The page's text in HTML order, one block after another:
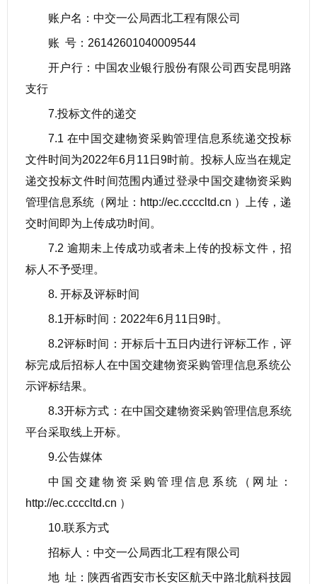
账户名：中交一公局西北工程有限公司
账 号：26142601040009544
开户行：中国农业银行股份有限公司西安昆明路
支行
7.投标文件的递交
7.1 在中国交建物资采购管理信息系统递交投标
文件时间为2022年6月11日9时前。投标人应当在规定
递交投标文件时间范围内通过登录中国交建物资采购
管理信息系统（网址：http://ec.ccccltd.cn ）上传，递
交时间即为上传成功时间。
7.2 逾期未上传成功或者未上传的投标文件，招
标人不予受理。
8. 开标及评标时间
8.1开标时间：2022年6月11日9时。
8.2评标时间：开标后十五日内进行评标工作，评
标完成后招标人在中国交建物资采购管理信息系统公
示评标结果。
8.3开标方式：在中国交建物资采购管理信息系统
平台采取线上开标。
9.公告媒体
中国交建物资采购管理信息系统（网址：
http://ec.ccccltd.cn ）
10.联系方式
招标人：中交一公局西北工程有限公司
地 址：陕西省西安市长安区航天中路北航科技园